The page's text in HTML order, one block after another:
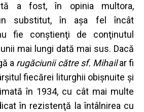
a fost, în opinia multora,
substitut, în aşa fel încât
fie conştienţi de conţinutul
mai lungi dată mai sus. Dacă
a rugăciunii către sf. Mihailar fi
fiecărei liturghii obişnuite şi
în 1934, cu cât mai multe
în rezistenţă la întâlnirea cu